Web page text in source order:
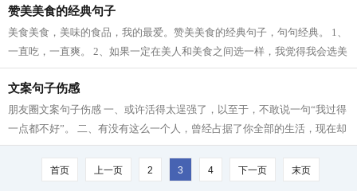
赞美美食的经典句子
美食美食，美味的食品，我的最爱。赞美美食的经典句子，句句经典。 1、
一直吃，一直爽。 2、如果一定在美人和美食之间选一样，我觉得我会选美
食。 3、吃食是一种幸福，品味是一...
文案句子伤感
朋友圈文案句子伤感 一、或许活得太逞强了，以至于，不敢说一句“我过得
一点都不好”。 二、有没有这么一个人，曾经占据了你全部的生活，现在却
连声问候都会觉得尴尬。 三、生...
首页 上一页 2 3 4 下一页 末页